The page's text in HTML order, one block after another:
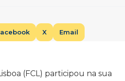
X Email
(FCL) participou na sua